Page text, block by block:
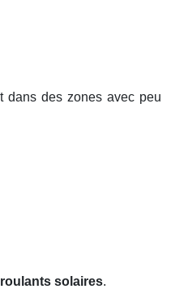
dans des zones avec peu
solaires.